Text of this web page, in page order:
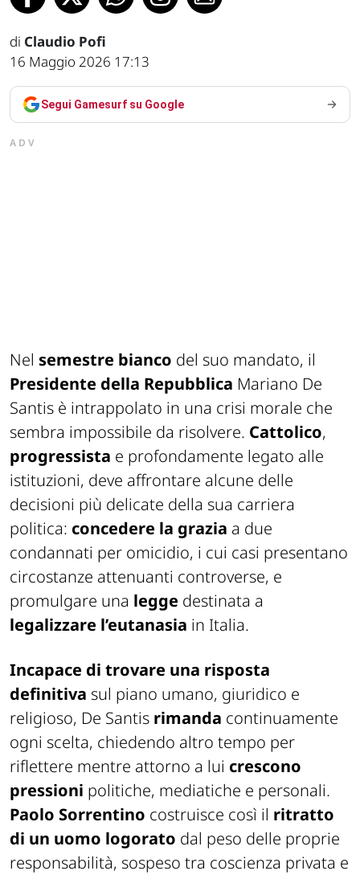
di Claudio Pofi
16 Maggio 2026 17:13
Segui Gamesurf su Google
ADV
Nel semestre bianco del suo mandato, il
Presidente della Repubblica Mariano De
Santis è intrappolato in una crisi morale che
sembra impossibile da risolvere. Cattolico,
progressista e profondamente legato alle
istituzioni, deve affrontare alcune delle
decisioni più delicate della sua carriera
politica: concedere la grazia a due
condannati per omicidio, i cui casi presentano
circostanze attenuanti controverse, e
promulgare una legge destinata a
legalizzare l’eutanasia in Italia.
Incapace di trovare una risposta
definitiva sul piano umano, giuridico e
religioso, De Santis rimanda continuamente
ogni scelta, chiedendo altro tempo per
riflettere mentre attorno a lui crescono
pressioni politiche, mediatiche e personali.
Paolo Sorrentino costruisce così il ritratto
di un uomo logorato dal peso delle proprie
responsabilità, sospeso tra coscienza privata e